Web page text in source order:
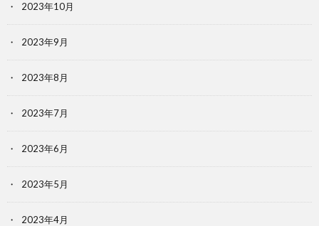
2023年10月
2023年9月
2023年8月
2023年7月
2023年6月
2023年5月
2023年4月